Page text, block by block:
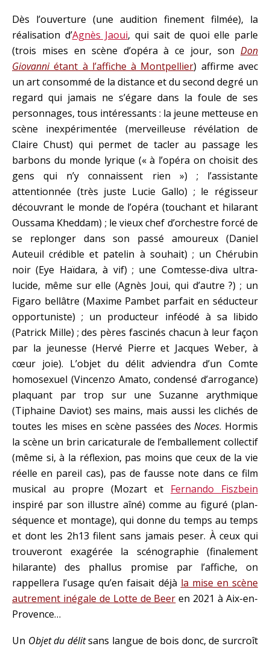
Dès l’ouverture (une audition finement filmée), la
réalisation d’Agnès Jaoui, qui sait de quoi elle parle
(trois mises en scène d’opéra à ce jour, son Don
Giovanniétant à l’affiche à Montpellier) affirme avec
un art consommé de la distance et du second degré un
regard qui jamais ne s’égare dans la foule de ses
personnages, tous intéressants : la jeune metteuse en
scène inexpérimentée (merveilleuse révélation de
Claire Chust) qui permet de tacler au passage les
barbons du monde lyrique (« à l’opéra on choisit des
gens qui n’y connaissent rien ») ; l’assistante
attentionnée (très juste Lucie Gallo) ; le régisseur
découvrant le monde de l’opéra (touchant et hilarant
Oussama Kheddam) ; le vieux chef d’orchestre forcé de
se replonger dans son passé amoureux (Daniel
Auteuil crédible et patelin à souhait) ; un Chérubin
noir (Eye Haïdara, à vif) ; une Comtesse-diva ultra-
lucide, même sur elle (Agnès Joui, qui d’autre ?) ; un
Figaro bellâtre (Maxime Pambet parfait en séducteur
opportuniste) ; un producteur inféodé à sa libido
(Patrick Mille) ; des pères fascinés chacun à leur façon
par la jeunesse (Hervé Pierre et Jacques Weber, à
cœur joie). L’objet du délit adviendra d’un Comte
homosexuel (Vincenzo Amato, condensé d’arrogance)
plaquant par trop sur une Suzanne arythmique
(Tiphaine Daviot) ses mains, mais aussi les clichés de
toutes les mises en scène passées desNoces. Hormis
la scène un brin caricaturale de l’emballement collectif
(même si, à la réflexion, pas moins que ceux de la vie
réelle en pareil cas), pas de fausse note dans ce film
musical au propre (Mozart et Fernando Fiszbein
inspiré par son illustre aîné) comme au figuré (plan-
séquence et montage), qui donne du temps au temps
et dont les 2h13 filent sans jamais peser. À ceux qui
trouveront exagérée la scénographie (finalement
hilarante) des phallus promise par l’affiche, on
rappellera l’usage qu’en faisait déjà la mise en scène
autrement inégale de Lotte de Beer en 2021 à Aix-en-
Provence…
Un Objet du délitsans langue de bois donc, de surcroît